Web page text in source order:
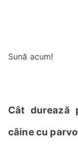
Sună acum!
Cât durează
câine cu